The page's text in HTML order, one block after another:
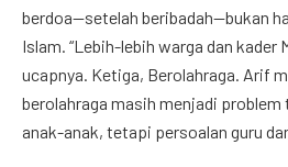
berdoa—setelah beribadah—bukan
Islam. “Lebih-lebih warga dan kader
ucapnya. Ketiga, Berolahraga. Arif
berolahraga masih menjadi problem
anak-anak, tetapi persoalan guru